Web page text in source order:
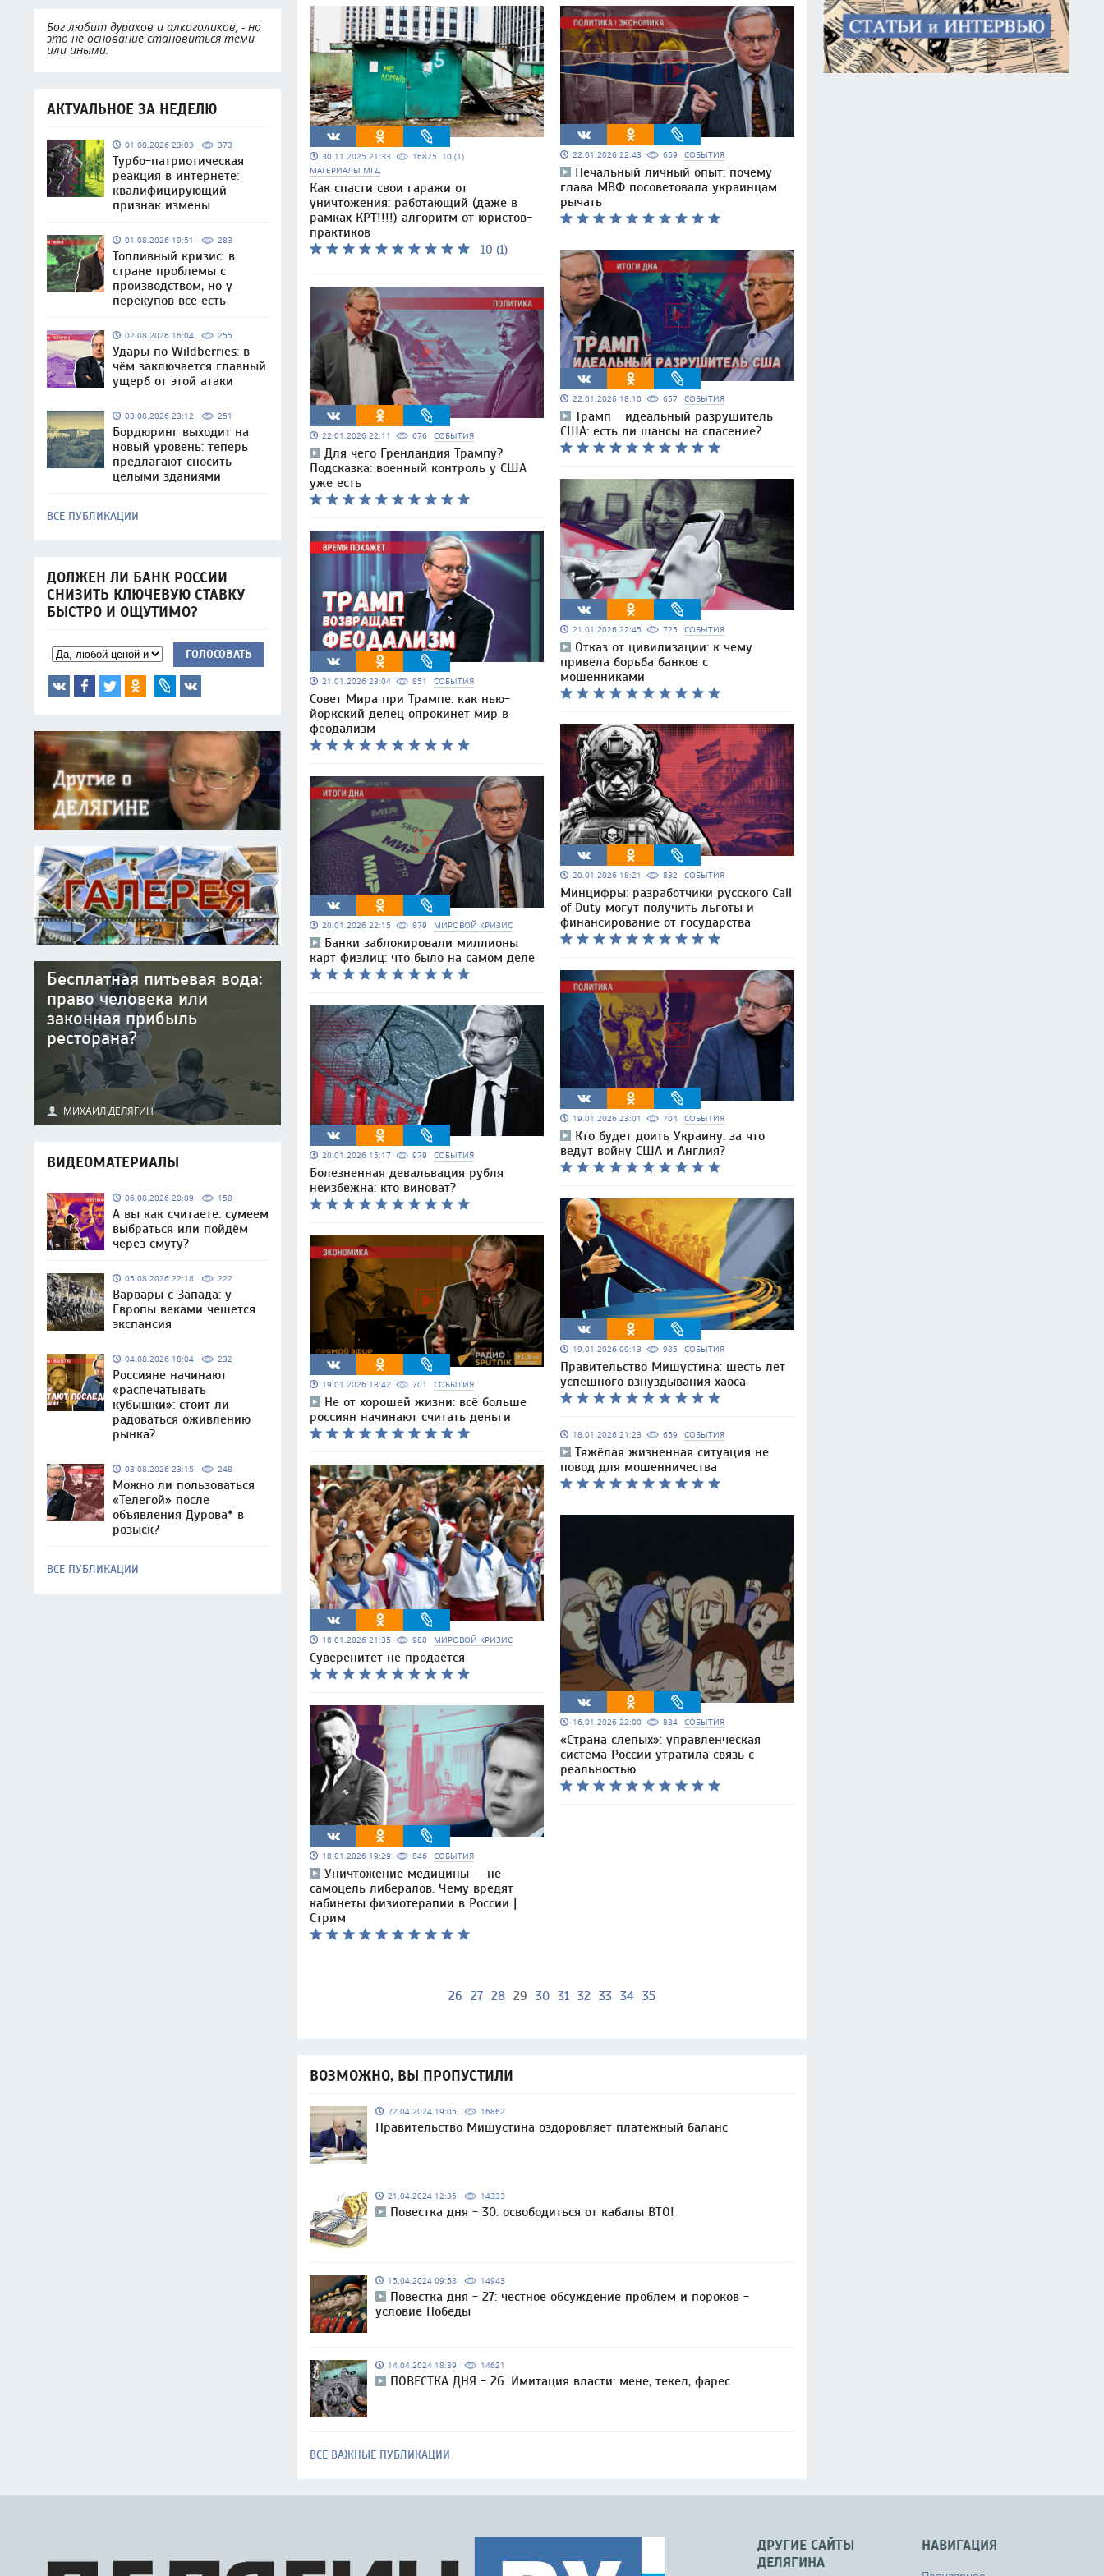
Бог любит дураков и алкоголиков, - но
это не основание становиться теми
или иными.
АКТУАЛЬНОЕ ЗА НЕДЕЛЮ
01.08.2026 23:03 373
Турбо-патриотическая
реакция в интернете:
квалифицирующий
признак измены
01.08.2026 19:51 283
Топливный кризис: в
стране проблемы с
производством, но у
перекупов всё есть
02.08.2026 16:04 255
Удары по Wildberries: в
чём заключается главный
ущерб от этой атаки
03.08.2026 23:12 251
Бордюринг выходит на
новый уровень: теперь
предлагают сносить
целыми зданиями
ВСЕ ПУБЛИКАЦИИ
ДОЛЖЕН ЛИ БАНК РОССИИ
СНИЗИТЬ КЛЮЧЕВУЮ СТАВКУ
БЫСТРО И ОЩУТИМО?
ГОЛОСОВАТЬ
Бесплатная питьевая вода:
право человека или
законная прибыль
ресторана?
МИХАИЛ ДЕЛЯГИН
ВИДЕОМАТЕРИАЛЫ
06.08.2026 20:09 158
А вы как считаете: сумеем
выбраться или пойдём
через смуту?
05.08.2026 22:18 222
Варвары с Запада: у
Европы веками чешется
экспансия
04.08.2026 18:04 232
Россияне начинают
«распечатывать
кубышки»: стоит ли
радоваться оживлению
рынка?
03.08.2026 23:15 248
Можно ли пользоваться
«Телегой» после
объявления Дурова* в
розыск?
ВСЕ ПУБЛИКАЦИИ
30.11.2025 21:33 16875 10 (1)
МАТЕРИАЛЫ МГД
Как спасти свои гаражи от
уничтожения: работающий (даже в
рамках КРТ!!!!) алгоритм от юристов-
практиков
10 (1)
22.01.2026 22:11 676 СОБЫТИЯ
Для чего Гренландия Трампу?
Подсказка: военный контроль у США
уже есть
21.01.2026 23:04 851 СОБЫТИЯ
Совет Мира при Трампе: как нью-
йоркский делец опрокинет мир в
феодализм
20.01.2026 22:15 879 МИРОВОЙ КРИЗИС
Банки заблокировали миллионы
карт физлиц: что было на самом деле
20.01.2026 15:17 979 СОБЫТИЯ
Болезненная девальвация рубля
неизбежна: кто виноват?
19.01.2026 18:42 701 СОБЫТИЯ
Не от хорошей жизни: всё больше
россиян начинают считать деньги
18.01.2026 21:35 988 МИРОВОЙ КРИЗИС
Суверенитет не продаётся
18.01.2026 19:29 846 СОБЫТИЯ
Уничтожение медицины — не
самоцель либералов. Чему вредят
кабинеты физиотерапии в России |
Стрим
22.01.2026 22:43 659 СОБЫТИЯ
Печальный личный опыт: почему
глава МВФ посоветовала украинцам
рычать
22.01.2026 18:10 657 СОБЫТИЯ
Трамп - идеальный разрушитель
США: есть ли шансы на спасение?
21.01.2026 22:45 725 СОБЫТИЯ
Отказ от цивилизации: к чему
привела борьба банков с
мошенниками
20.01.2026 18:21 832 СОБЫТИЯ
Минцифры: разработчики русского Call
of Duty могут получить льготы и
финансирование от государства
19.01.2026 23:01 704 СОБЫТИЯ
Кто будет доить Украину: за что
ведут войну США и Англия?
19.01.2026 09:13 985 СОБЫТИЯ
Правительство Мишустина: шесть лет
успешного взнуздывания хаоса
18.01.2026 21:23 659 СОБЫТИЯ
Тяжёлая жизненная ситуация не
повод для мошенничества
16.01.2026 22:00 834 СОБЫТИЯ
«Страна слепых»: управленческая
система России утратила связь с
реальностью
26 27 28 29 30 31 32 33 34 35
ВОЗМОЖНО, ВЫ ПРОПУСТИЛИ
22.04.2024 19:05 16862
Правительство Мишустина оздоровляет платежный баланс
21.04.2024 12:35 14333
Повестка дня - 30: освободиться от кабалы ВТО!
15.04.2024 09:58 14943
Повестка дня - 27: честное обсуждение проблем и пороков -
условие Победы
14.04.2024 18:39 14621
ПОВЕСТКА ДНЯ - 26. Имитация власти: мене, текел, фарес
ВСЕ ВАЖНЫЕ ПУБЛИКАЦИИ
НАВИГАЦИЯ
ДРУГИЕ САЙТЫ
ДЕЛЯГИНА